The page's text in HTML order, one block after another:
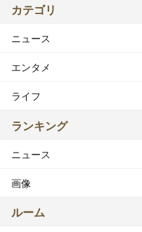
カテゴリ
ニュース
エンタメ
ライフ
ランキング
ニュース
画像
ルーム